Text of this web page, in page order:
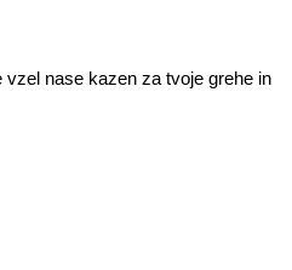
nase kazen za tvoje grehe in